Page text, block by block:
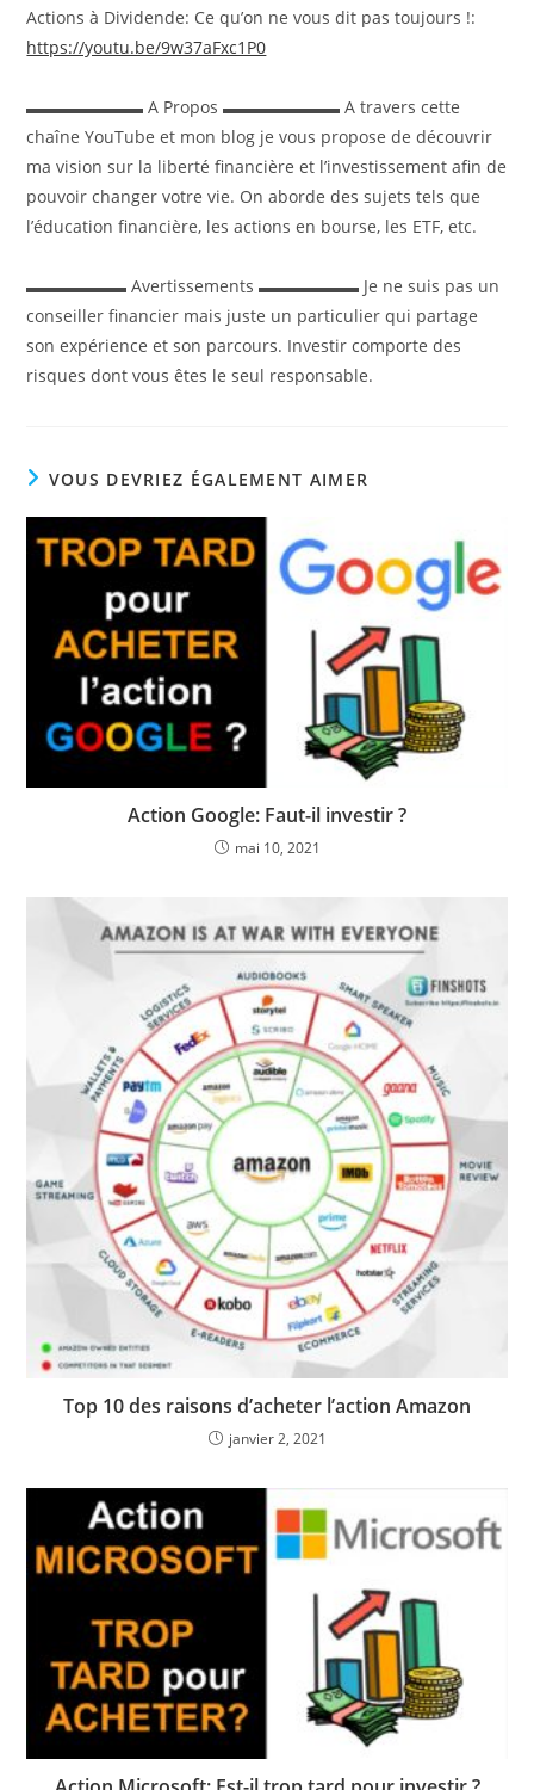
Actions à Dividende: Ce qu’on ne vous dit pas toujours !:
https://youtu.be/9w37aFxc1P0
▬▬▬▬▬▬▬ A Propos ▬▬▬▬▬▬▬ A travers cette
chaîne YouTube et mon blog je vous propose de découvrir
ma vision sur la liberté financière et l’investissement afin de
pouvoir changer votre vie. On aborde des sujets tels que
l’éducation financière, les actions en bourse, les ETF, etc.
▬▬▬▬▬▬ Avertissements ▬▬▬▬▬▬ Je ne suis pas un
conseiller financier mais juste un particulier qui partage
son expérience et son parcours. Investir comporte des
risques dont vous êtes le seul responsable.
VOUS DEVRIEZ ÉGALEMENT AIMER
Action Google: Faut-il investir ?
mai 10, 2021
Top 10 des raisons d’acheter l’action Amazon
janvier 2, 2021